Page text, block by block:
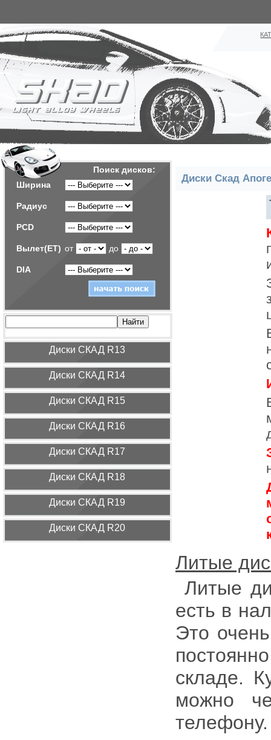
Поиск дисков:
Ширина
Радиус
PCD
Вылет(ET) от до
DIA
Диcки СКАД R13
Диcки СКАД R14
Диcки СКАД R15
Диcки СКАД R16
Диcки СКАД R17
Диcки СКАД R18
Диcки СКАД R19
Диcки СКАД R20
Диски Скад
Литые
Литые
есть в
Это
складе.
можно